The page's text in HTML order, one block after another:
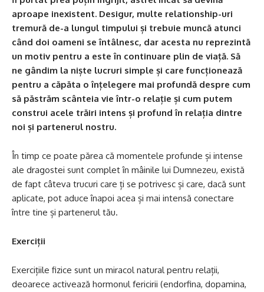
aproape inexistent. Desigur, multe relationship-uri
tremură de-a lungul timpului și trebuie muncă atunci
când doi oameni se întâlnesc, dar acesta nu reprezintă
un motiv pentru a este în continuare plin de viață. Să
ne gândim la niște lucruri simple și care funcționează
pentru a căpăta o înțelegere mai profundă despre cum
să păstrăm scânteia vie într-o relație și cum putem
construi acele trăiri intens și profund în relația dintre
noi și partenerul nostru.
În timp ce poate părea că momentele profunde și intense
ale dragostei sunt complet în mâinile lui Dumnezeu, există
de fapt câteva trucuri care ți se potrivesc și care, dacă sunt
aplicate, pot aduce înapoi acea și mai intensă conectare
între tine și partenerul tău.
Exerciții
Exercițiile fizice sunt un miracol natural pentru relații,
deoarece activează hormonul fericirii (endorfina, dopamina,